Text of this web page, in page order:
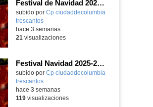
Festival de Navidad 2025-26 - Infantil 4 años
subido por Cp ciudaddecolumbia
trescantos-
hace 3 semanas
21 visualizaciones
Festival Navidad 2025-26 - Infantil 3 años
subido por Cp ciudaddecolumbia
trescantos-
hace 3 semanas
119visualizaciones